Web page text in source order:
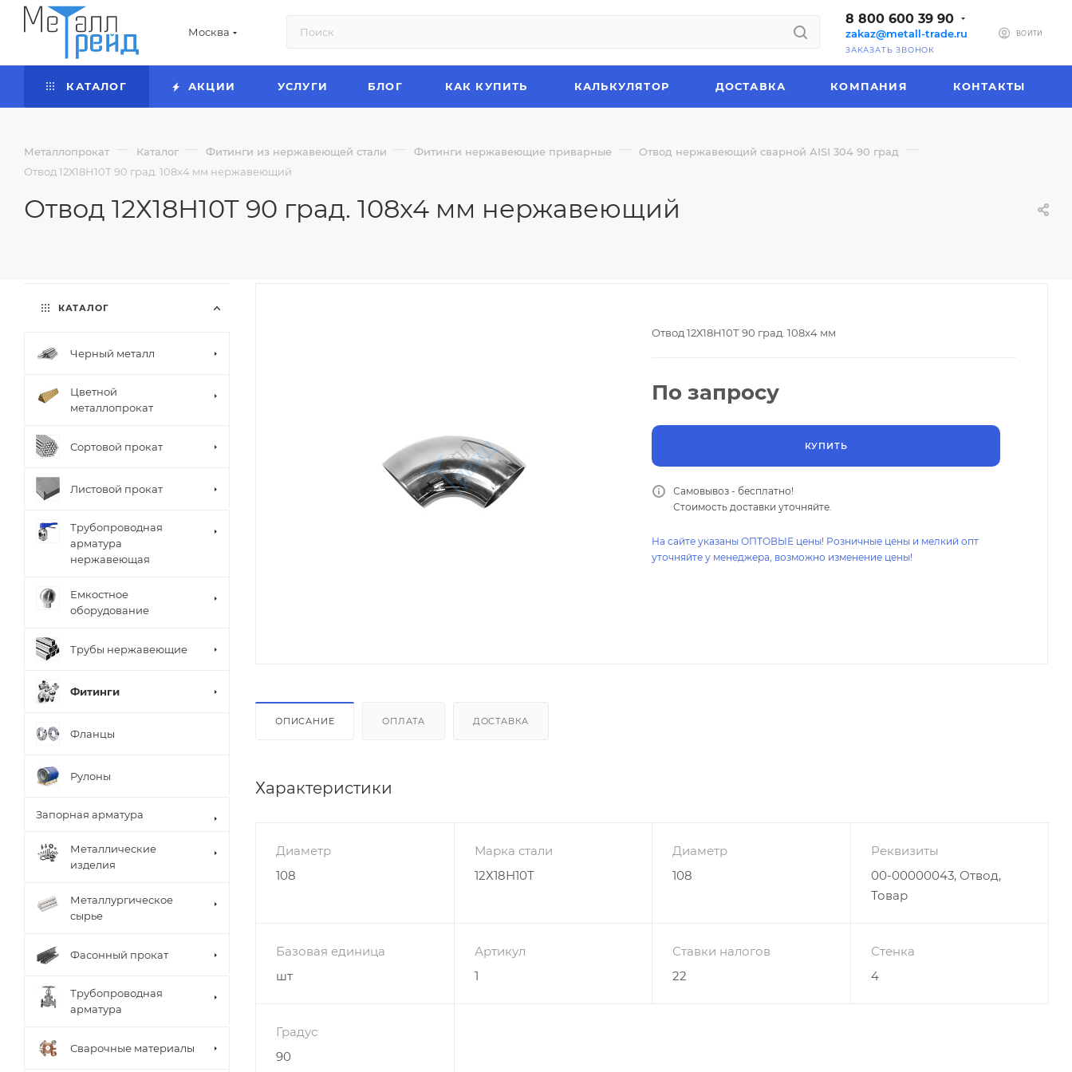
Москва
8 800 600 39 90
zakaz@metall-trade.ru
ЗАКАЗАТЬ ЗВОНОК
ВОЙТИ
КАТАЛОГ АКЦИИ УСЛУГИ БЛОГ КАК КУПИТЬ КАЛЬКУЛЯТОР ДОСТАВКА КОМПАНИЯ КОНТАКТЫ
Металлопрокат — Каталог — Фитинги из нержавеющей стали — Фитинги нержавеющие приварные — Отвод нержавеющий сварной AISI 304 90 град —
Отвод 12Х18Н10Т 90 град. 108x4 мм нержавеющий
Отвод 12Х18Н10Т 90 град. 108x4 мм нержавеющий
Отвод 12Х18Н10Т 90 град. 108x4 мм
По запросу
КУПИТЬ
Самовывоз - бесплатно!
Стоимость доставки уточняйте.
На сайте указаны ОПТОВЫЕ цены! Розничные цены и мелкий опт
уточняйте у менеджера, возможно изменение цены!
ОПИСАНИЕ ОПЛАТА ДОСТАВКА
Характеристики
Диаметр
108
Марка стали
12Х18Н10Т
Диаметр
108
Реквизиты
00-00000043, Отвод,
Товар
Базовая единица
шт
Артикул
1
Ставки налогов
22
Стенка
4
Градус
90
КАТАЛОГ
Черный металл
Цветной
металлопрокат
Сортовой прокат
Листовой прокат
Трубопроводная
арматура
нержавеющая
Емкостное
оборудование
Трубы нержавеющие
Фитинги
Фланцы
Рулоны
Запорная арматура
Металлические
изделия
Металлургическое
сырье
Фасонный прокат
Трубопроводная
арматура
Сварочные материалы